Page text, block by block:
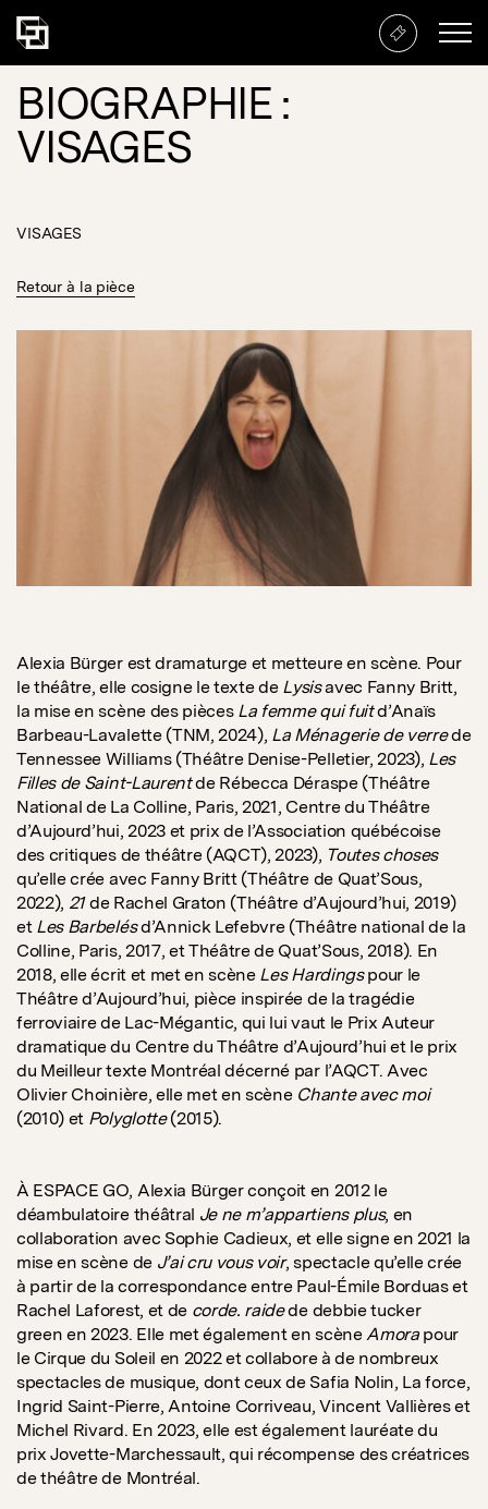
BIOGRAPHIE :
VISAGES
VISAGES
Retour à la pièce
Alexia Bürger est dramaturge et metteure en scène. Pour
le théâtre, elle cosigne le texte de Lysisavec Fanny Britt,
la mise en scène des pièces La femme qui fuitd’Anaïs
Barbeau-Lavalette (TNM, 2024), La Ménagerie de verrede
Tennessee Williams (Théâtre Denise-Pelletier, 2023), Les
Filles de Saint-Laurentde Rébecca Déraspe (Théâtre
National de La Colline, Paris, 2021, Centre du Théâtre
d’Aujourd’hui, 2023 et prix de l’Association québécoise
des critiques de théâtre (AQCT), 2023), Toutes choses
qu’elle crée avec Fanny Britt (Théâtre de Quat’Sous,
2022), 21de Rachel Graton (Théâtre d’Aujourd’hui, 2019)
et Les Barbelésd’Annick Lefebvre (Théâtre national de la
Colline, Paris, 2017, et Théâtre de Quat’Sous, 2018). En
2018, elle écrit et met en scène Les Hardingspour le
Théâtre d’Aujourd’hui, pièce inspirée de la tragédie
ferroviaire de Lac-Mégantic, qui lui vaut le Prix Auteur
dramatique du Centre du Théâtre d’Aujourd’hui et le prix
du Meilleur texte Montréal décerné par l’AQCT. Avec
Olivier Choinière, elle met en scène Chante avec moi
(2010) et Polyglotte(2015).
À ESPACE GO, Alexia Bürger conçoit en 2012 le
déambulatoire théâtral Je ne m’appartiens plus, en
collaboration avec Sophie Cadieux, et elle signe en 2021 la
mise en scène de J’ai cru vous voir, spectacle qu’elle crée
à partir de la correspondance entre Paul-Émile Borduas et
Rachel Laforest, et de corde. raidede debbie tucker
green en 2023. Elle met également en scèneAmorapour
le Cirque du Soleil en 2022 et collabore à de nombreux
spectacles de musique, dont ceux de Safia Nolin, La force,
Ingrid Saint-Pierre, Antoine Corriveau, Vincent Vallières et
Michel Rivard. En 2023, elle est également lauréate du
prix Jovette-Marchessault, qui récompense des créatrices
de théâtre de Montréal.